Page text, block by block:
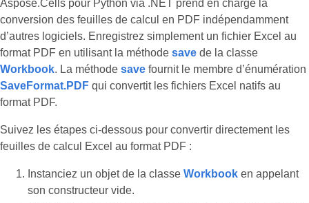
Aspose.Cells pour Python via .NET prend en charge la
conversion des feuilles de calcul en PDF indépendamment
d’autres logiciels. Enregistrez simplement un fichier Excel au
format PDF en utilisant la méthode save de la classe
Workbook. La méthode save fournit le membre d’énumération
SaveFormat.PDF qui convertit les fichiers Excel natifs au
format PDF.
Suivez les étapes ci-dessous pour convertir directement les
feuilles de calcul Excel au format PDF :
Instanciez un objet de la classe Workbook en appelant
son constructeur vide.